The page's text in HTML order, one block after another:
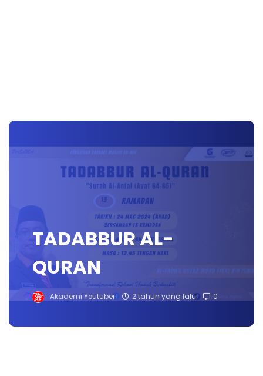
TADABBUR AL-
QURAN
Akademi Youtuber 2 tahun yang lalu 0